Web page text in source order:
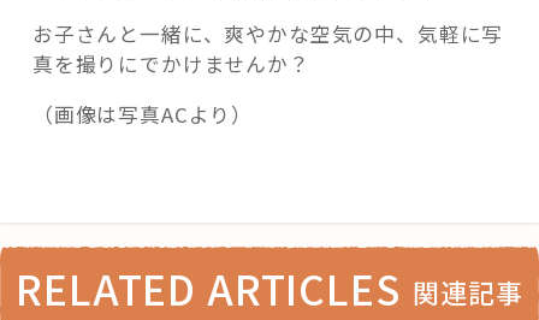
お子さんと一緒に、爽やかな空気の中、気軽に写
真を撮りにでかけませんか？
（画像は写真ACより）
RELATED ARTICLES 関連記事